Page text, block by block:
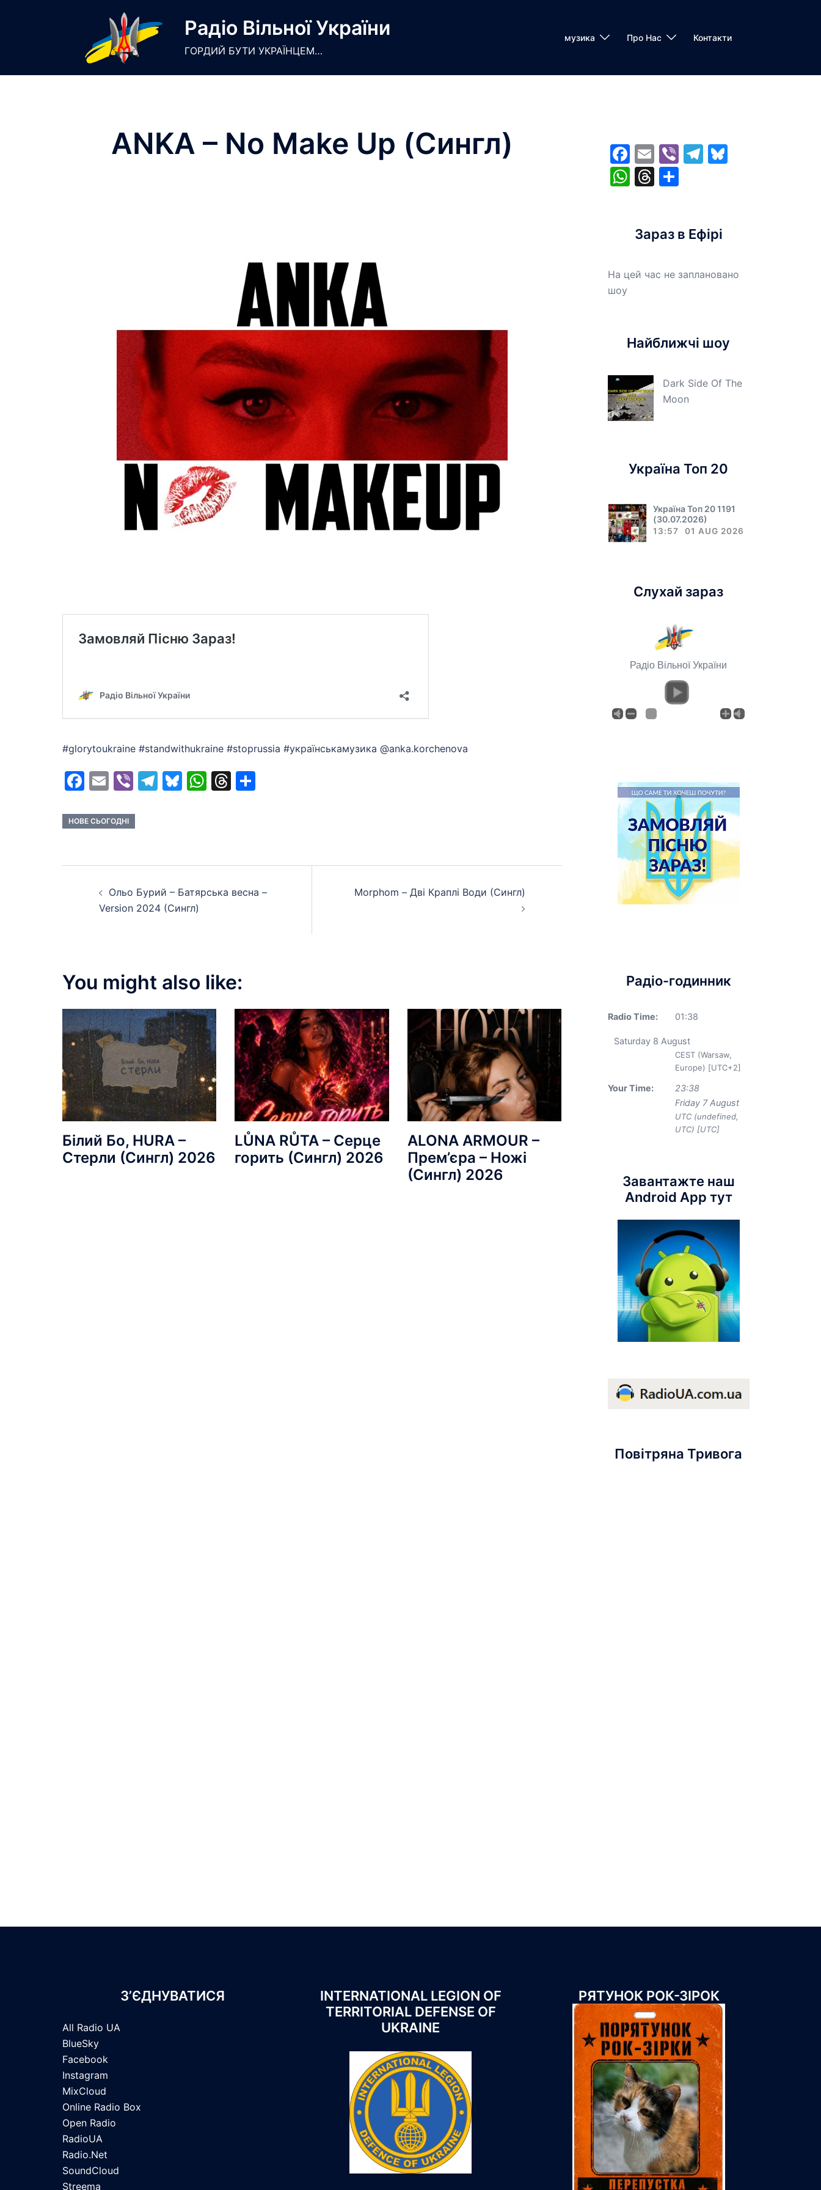
Радіо Вільної України
ГОРДИЙ БУТИ УКРАЇНЦЕМ…
музика Про Нас Контакти
ANKA – No Make Up (Сингл)
#glorytoukraine #standwithukraine #stoprussia #українськамузика @anka.korchenova
Facebook
EmailViberTelegram
Bluesky
WhatsApp
Threads
НОВЕ СЬОГОДНІ
navigation
Ольо Бурий – Батярська весна –
Version 2024 (Сингл)
Morphom – Дві Краплі Води (Сингл)
You might also like:
Білий Бо, HURA –
Стерли (Сингл) 2026
LŮNA RŮTA – Серце
горить (Сингл) 2026
ALONA ARMOUR –
Прем’єра – Ножі
(Сингл) 2026
Facebook
EmailViberTelegram
Bluesky
WhatsApp
Threads
Share
Зараз в Ефірі
На цей час не заплановано
шоу
Найближчі шоу
Dark Side Of The
Moon
Україна Топ 20
Україна Топ 20 1191
(30.07.2026)
13:57 01 AUG 2026
Слухай зараз
Радіо Вільної України
Радіо-годинник
Radio Time: 01:38
Saturday 8 August
CEST (Warsaw,
Europe) [UTC+2]
Your Time: 23:38
Friday 7 August
UTC (undefined,
UTC) [UTC]
Завантажте наш
Android App тут
Повітряна Тривога
З’ЄДНУВАТИСЯ
All Radio UA
BlueSky
Facebook
Instagram
MixCloud
Online Radio Box
Open Radio
RadioUA
Radio.Net
SoundCloud
Streema
INTERNATIONAL LEGION OF
TERRITORIAL DEFENSE OF
UKRAINE
РЯТУНОК РОК-ЗІРОК